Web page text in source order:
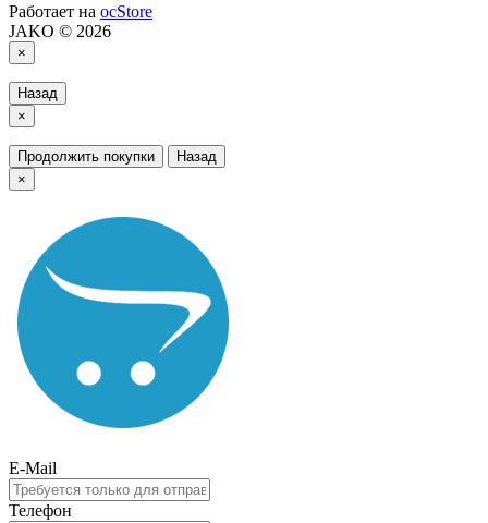
Работает на ocStore
JAKO © 2026
×
Назад
×
Продолжить покупки
Назад
×
E-Mail
Телефон